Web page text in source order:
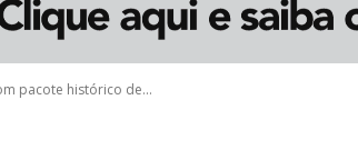
pacote histórico de...